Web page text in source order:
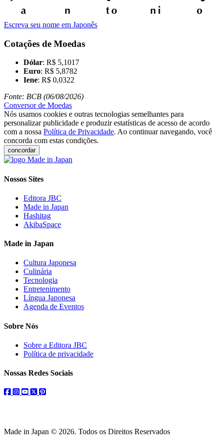
Escreva seu nome em Japonês
Cotações de Moedas
Dólar: R$ 5,1017
Euro: R$ 5,8782
Iene: R$ 0,0322
Fonte: BCB (06/08/2026)
Conversor de Moedas
Nós usamos cookies e outras tecnologias semelhantes para
personalizar publicidade e produzir estatísticas de acesso de acordo
com a nossa Política de Privacidade. Ao continuar navegando, você
concorda com estas condições.
concordar
Nossos Sites
Editora JBC
Made in Japan
Hashitag
AkibaSpace
Made in Japan
Cultura Japonesa
Culinária
Tecnologia
Entretenimento
Língua Japonesa
Agenda de Eventos
Sobre Nós
Sobre a Editora JBC
Política de privacidade
Nossas Redes Sociais
facebook
instagram
youtube
twitterpinterest
Made in Japan © 2026. Todos os Direitos Reservados